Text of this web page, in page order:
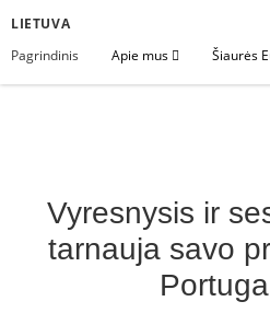
LIETUVA
Pagrindinis
Apie mus Šiaurės
Vyresnysis ir
tarnauja savo